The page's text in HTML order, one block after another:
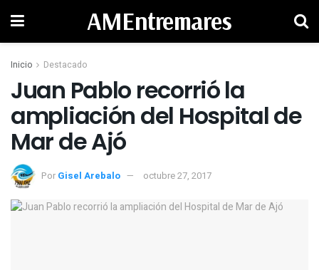
AMEntremares
Inicio Destacado
Juan Pablo recorrió la
ampliación del Hospital de
Mar de Ajó
Por Gisel Arebalo octubre 27, 2017